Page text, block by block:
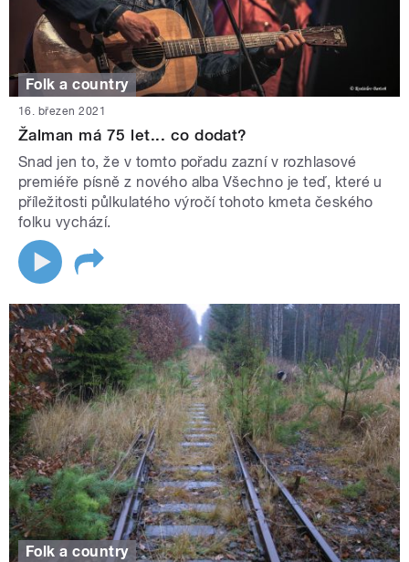
Folk a country
16. březen 2021
Žalman má 75 let... co dodat?
Snad jen to, že v tomto pořadu zazní v rozhlasové
premiéře písně z nového alba Všechno je teď, které u
příležitosti půlkulatého výročí tohoto kmeta českého
folku vychází.
Folk a country